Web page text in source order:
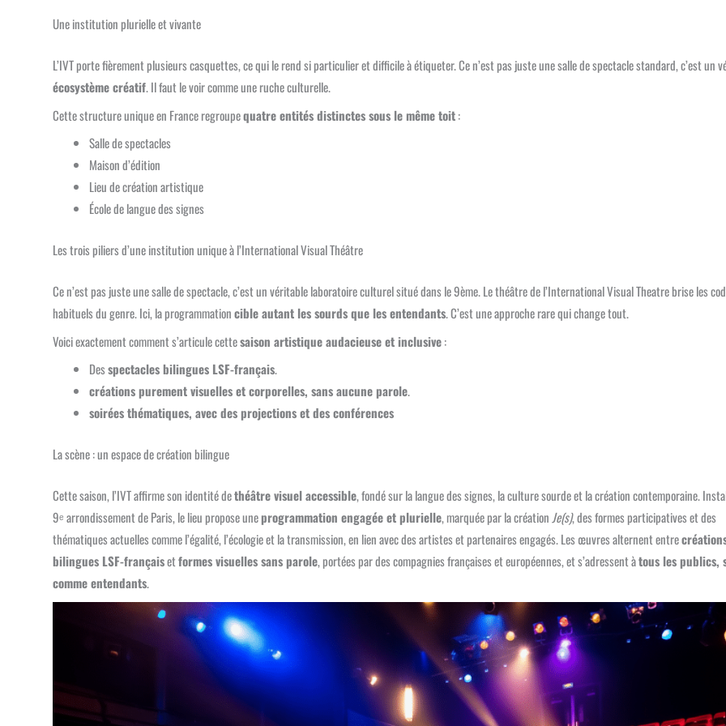
Une institution plurielle et vivante
L’IVT porte fièrement plusieurs casquettes, ce qui le rend si particulier et difficile à étiqueter. Ce n’est pas juste une salle de spectacle standard, c’est un
écosystème créatif. Il faut le voir comme une ruche culturelle.
Cette structure unique en France regroupequatre entités distinctes sous le même toit:
Salle de spectacles
Maison d’édition
Lieu de création artistique
École de langue des signes
Les trois piliers d’une institution unique à l’International Visual Théâtre
Ce n’est pas juste une salle de spectacle, c’est un véritable laboratoire culturel situé dans le 9ème. Le théâtre de l’International Visual Theatre brise les
habituels du genre. Ici, la programmationcible autant les sourds que les entendants. C’est une approche rare qui change tout.
Voici exactement comment s’articule cettesaison artistique audacieuse et inclusive:
Desspectacles bilingues LSF-français.
créations purement visuelles et corporelles, sans aucune parole.
soirées thématiques, avec des projections et des conférences
La scène : un espace de création bilingue
Cette saison, l’IVT affirme son identité dethéâtre visuel accessible, fondé sur la langue des signes, la culture sourde et la création contemporaine.
9ᵉ arrondissement de Paris, le lieu propose uneprogrammation engagée et plurielle, marquée par la création Je(s), des formes participatives et des
thématiques actuelles comme l’égalité, l’écologie et la transmission, en lien avec des artistes et partenaires engagés. Les œuvres alternent entre
bilingues LSF-françaisetformes visuelles sans parole, portées par des compagnies françaises et européennes, et s’adressent àtous les publics,
comme entendants.